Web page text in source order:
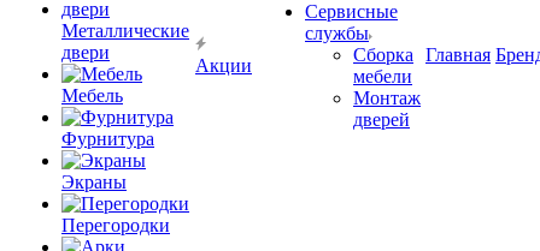
Металлические
двери
Мебель
Фурнитура
Экраны
Перегородки
Акции
Сервисные
службы
Сборка
мебели
Монтаж
дверей
Главная